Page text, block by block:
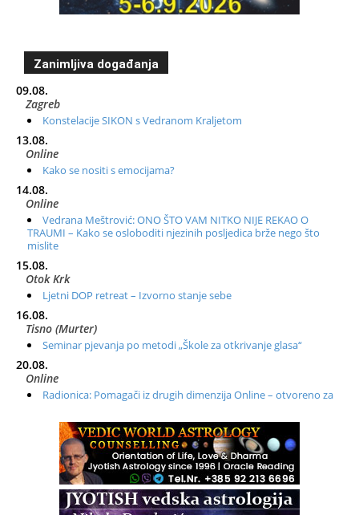
Zanimljiva događanja
09.08.
Zagreb
Konstelacije SIKON s Vedranom Kraljetom
13.08.
Online
Kako se nositi s emocijama?
14.08.
Online
Vedrana Meštrović: ONO ŠTO VAM NITKO NIJE REKAO O
TRAUMI – Kako se osloboditi njezinih posljedica brže nego što
mislite
15.08.
Otok Krk
Ljetni DOP retreat – Izvorno stanje sebe
16.08.
Tisno (Murter)
Seminar pjevanja po metodi „Škole za otkrivanje glasa“
20.08.
Online
Radionica: Pomagači iz drugih dimenzija Online – otvoreno za
Zagreb+Online
Osnovni ThetaHealing® tečaj, Zagreb i Online
Access BARS®, otpusti stres